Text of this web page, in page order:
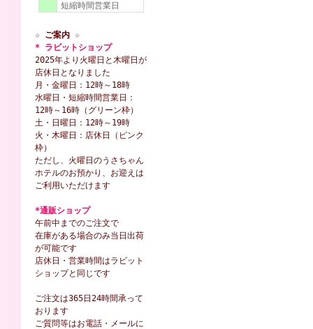
短縮時間営業日
☆ ご案内 ☆
* ラビットショップ
2025年より火曜日と木曜日が
店休日となりました
月・金曜日：12時～18時
水曜日・短縮時間営業日：
12時～16時（グリーン枠）
土・日曜日：12時～19時
火・木曜日：店休日（ピンク
枠）
ただし、火曜日のうさちゃん
ホテルのお預かり、お迎えは
ご利用いただけます
*通販ショップ
午前中までのご注文で
在庫がある場合のみ当日出荷
が可能です
店休日・営業時間はラビット
ショップと同じです
ご注文は365日24時間承って
おります
ご質問等はお電話・メールに